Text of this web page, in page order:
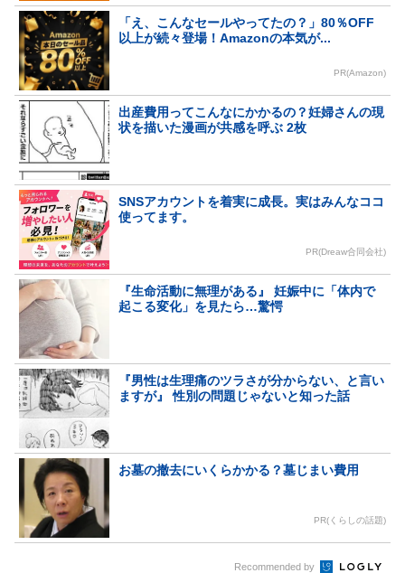
「え、こんなセールやってたの？」80％OFF
以上が続々登場！Amazonの本気が...
PR(Amazon)
出産費用ってこんなにかかるの？妊婦さんの現
状を描いた漫画が共感を呼ぶ 2枚
SNSアカウントを着実に成長。実はみんなココ
使ってます。
PR(Dreaw合同会社)
『生命活動に無理がある』 妊娠中に「体内で
起こる変化」を見たら…驚愕
『男性は生理痛のツラさが分からない、と言い
ますが』 性別の問題じゃないと知った話
お墓の撤去にいくらかかる？墓じまい費用
PR(くらしの話題)
Recommended by